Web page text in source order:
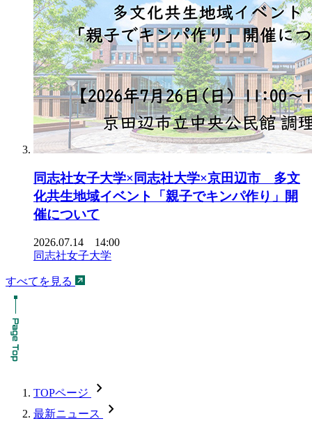
同志社女子大学×同志社大学×京田辺市 多文
化共生地域イベント「親子でキンパ作り」開
催について
2026.07.14 14:00
同志社女子大学
すべてを見る
TOPページ chevron_forward
最新ニュース chevron_forward